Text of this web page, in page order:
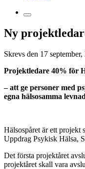
Ny
Skrevs den 17
Projektledare 40% för
– att ge personer med
egna hälsosamma
Hälsospåret är ett projekt
Uppdrag Psykisk Hälsa,
Det första projektåret
projektåret skall vara